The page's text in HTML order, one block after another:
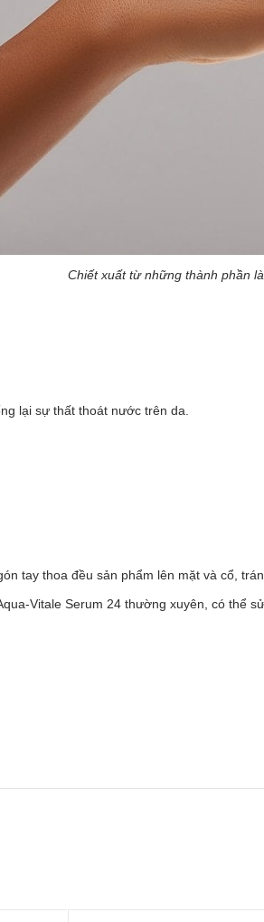
Chiết xuất từ những thành phần
lại sự thất thoát nước trên da.
tay thoa đều sản phẩm lên mặt và cổ,
Vitale Serum 24 thường xuyên, có thể